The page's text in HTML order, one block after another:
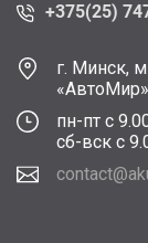
+375(25)
г. Минск,
пн-пт с
сб-вск с